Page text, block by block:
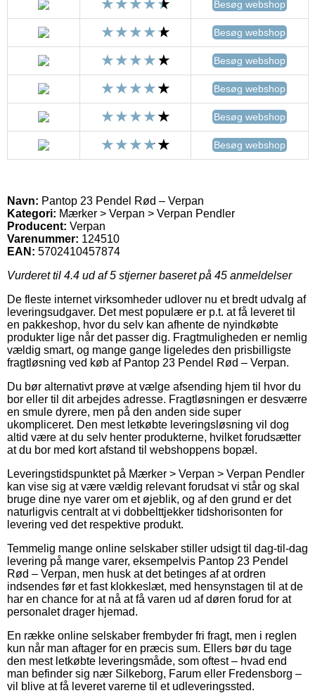
Besøg webshop
Besøg webshop
Besøg webshop
Besøg webshop
Besøg webshop
Besøg webshop
Navn: Pantop 23 Pendel Rød – Verpan
Kategori: Mærker > Verpan > Verpan Pendler
Producent: Verpan
Varenummer: 124510
EAN: 5702410457874
Vurderet til 4.4 ud af 5 stjerner baseret på 45 anmeldelser
De fleste internet virksomheder udlover nu et bredt udvalg af
leveringsudgaver. Det mest populære er p.t. at få leveret til
en pakkeshop, hvor du selv kan afhente de nyindkøbte
produkter lige når det passer dig. Fragtmuligheden er nemlig
vældig smart, og mange gange ligeledes den prisbilligste
fragtløsning ved køb af Pantop 23 Pendel Rød – Verpan.
Du bør alternativt prøve at vælge afsending hjem til hvor du
bor eller til dit arbejdes adresse. Fragtløsningen er desværre
en smule dyrere, men på den anden side super
ukompliceret. Den mest letkøbte leveringsløsning vil dog
altid være at du selv henter produkterne, hvilket forudsætter
at du bor med kort afstand til webshoppens bopæl.
Leveringstidspunktet på Mærker > Verpan > Verpan Pendler
kan vise sig at være vældig relevant forudsat vi står og skal
bruge dine nye varer om et øjeblik, og af den grund er det
naturligvis centralt at vi dobbelttjekker tidshorisonten for
levering ved det respektive produkt.
Temmelig mange online selskaber stiller udsigt til dag-til-dag
levering på mange varer, eksempelvis Pantop 23 Pendel
Rød – Verpan, men husk at det betinges af at ordren
indsendes før et fast klokkeslæt, med hensynstagen til at de
har en chance for at nå at få varen ud af døren forud for at
personalet drager hjemad.
En række online selskaber frembyder fri fragt, men i reglen
kun når man aftager for en præcis sum. Ellers bør du tage
den mest letkøbte leveringsmåde, som oftest – hvad end
man befinder sig nær Silkeborg, Farum eller Fredensborg –
vil blive at få leveret varerne til et udleveringssted.